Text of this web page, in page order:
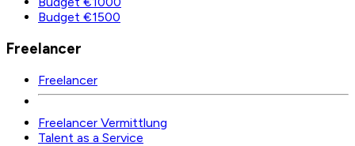
Budget €1500
Freelancer
Freelancer
Freelancer Vermittlung
Talent as a Service